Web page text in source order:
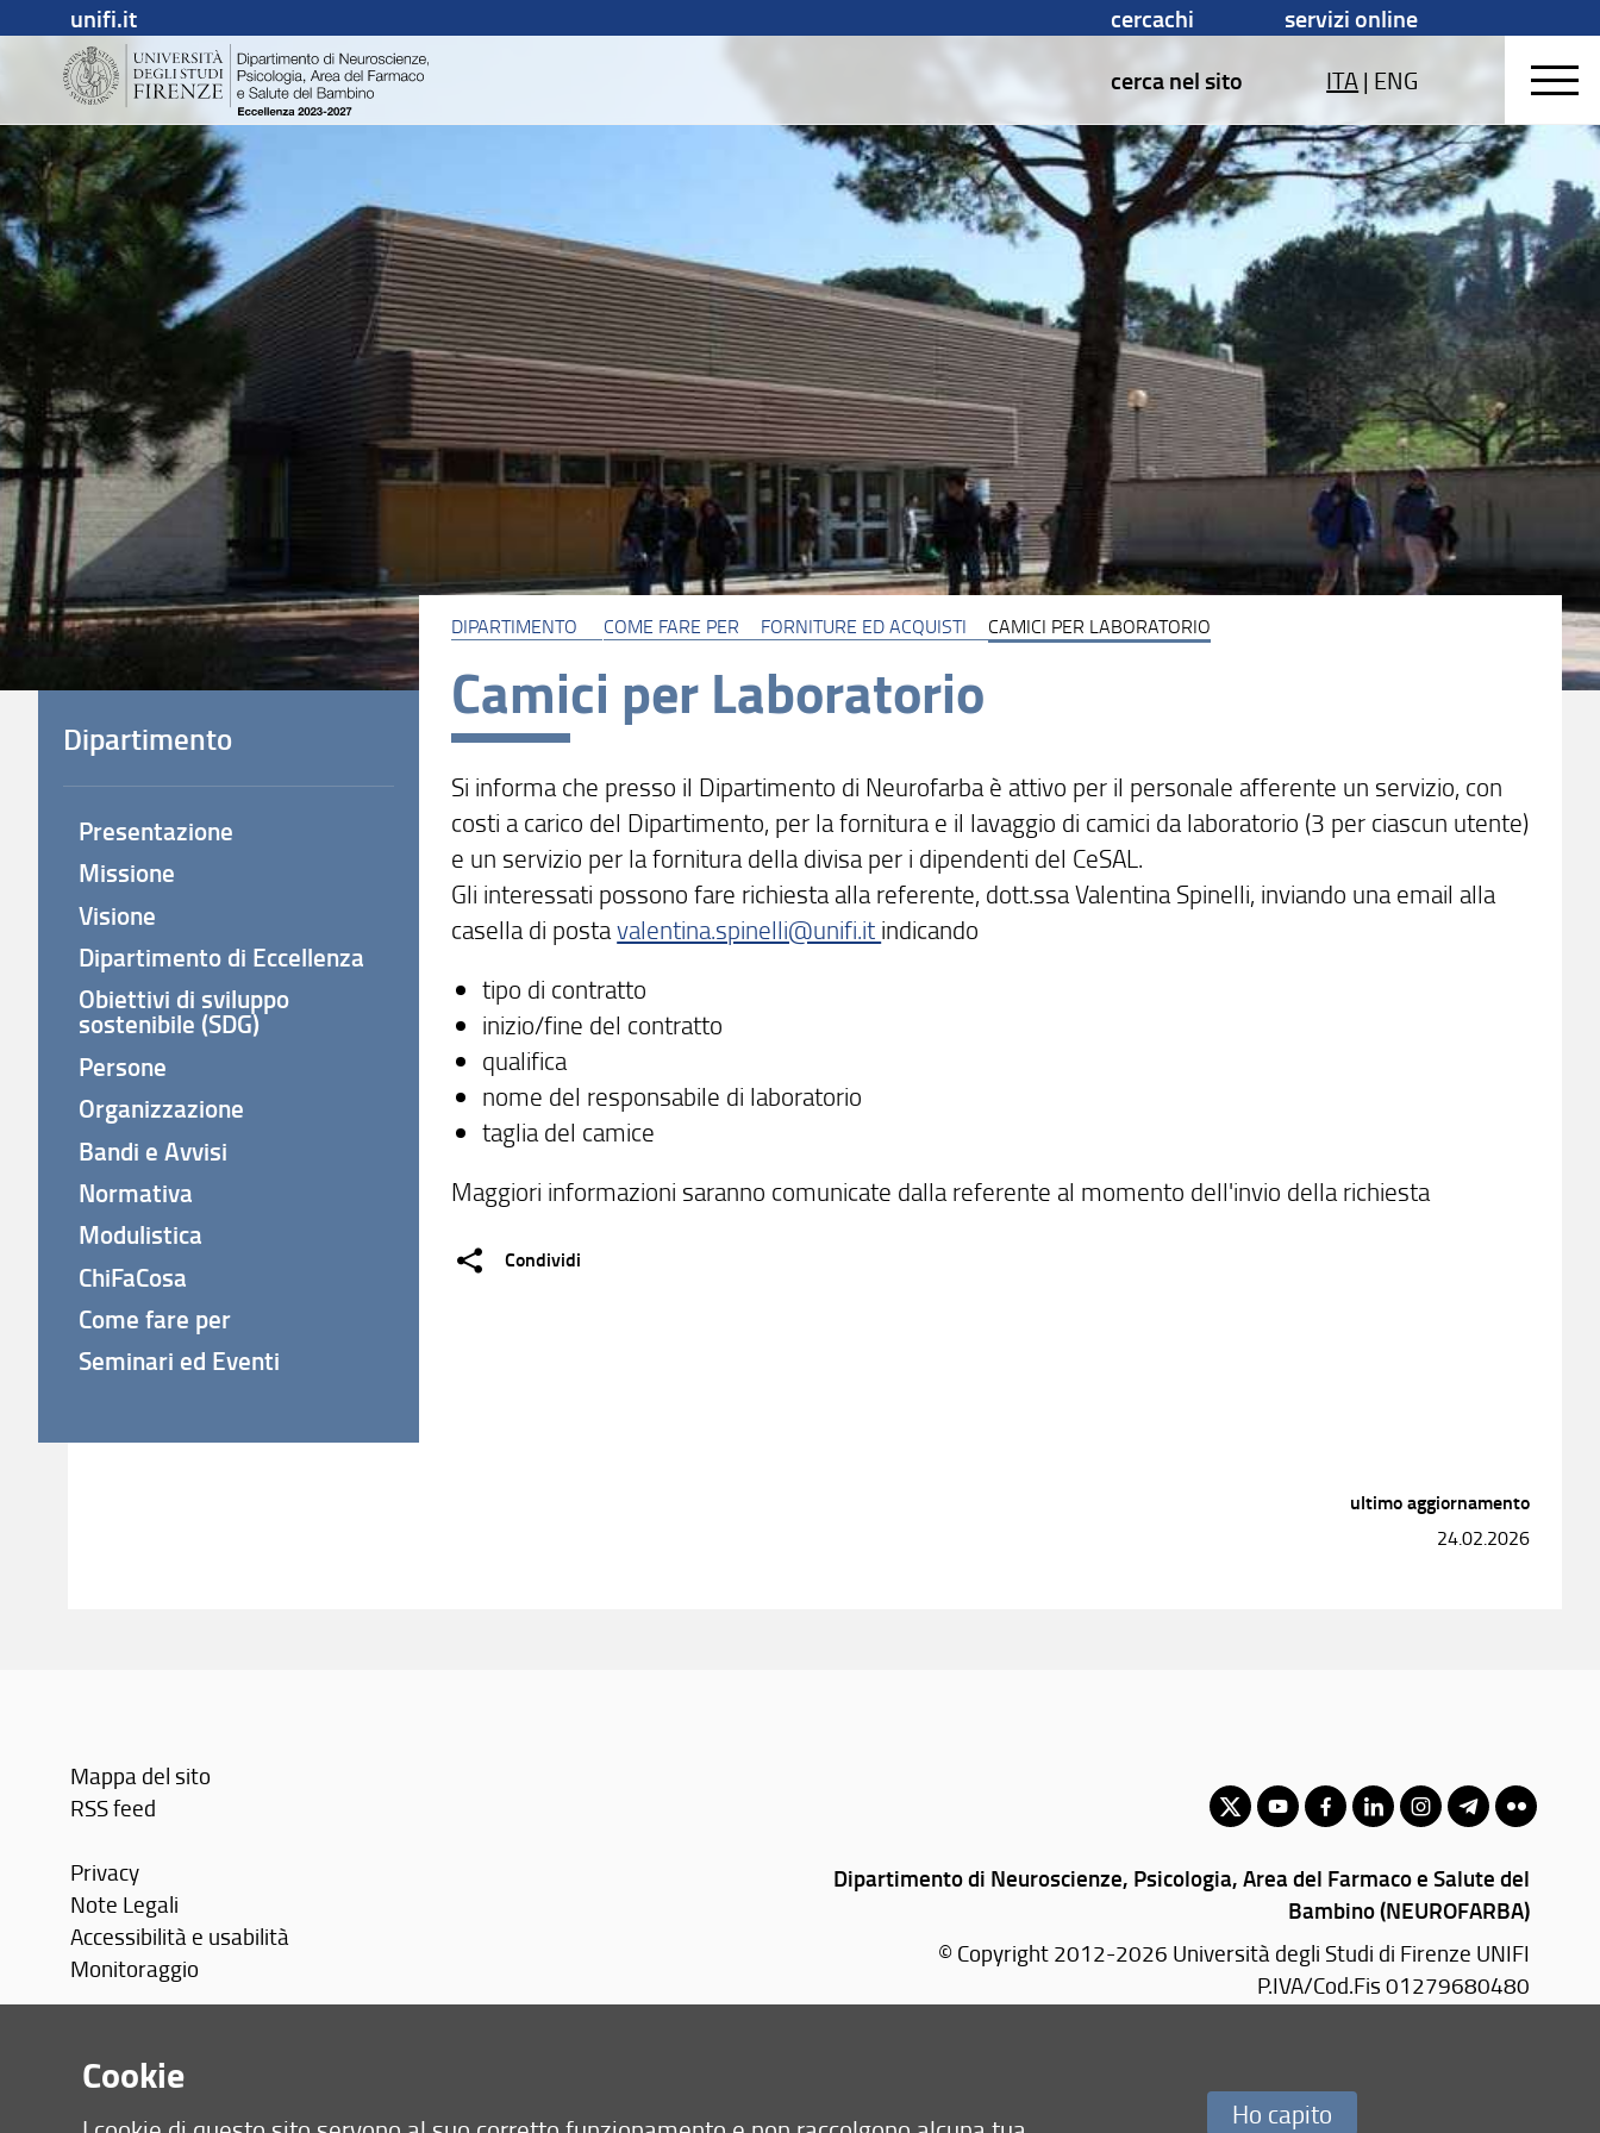
unifi.it cercachi
servizi online
cerca nel sito
ITA| ENG
DIPARTIMENTO COME FARE PER FORNITURE ED ACQUISTI CAMICI PER LABORATORIO
Camici per Laboratorio
Si informa che presso il Dipartimento di Neurofarba è attivo per il personale afferente un servizio, con
costi a carico del Dipartimento, per la fornitura e il lavaggio di camici da laboratorio (3 per ciascun utente)
e un servizio per la fornitura della divisa per i dipendenti del CeSAL.
Gli interessati possono fare richiesta alla referente, dott.ssa Valentina Spinelli, inviando una email alla
casella di postavalentina.spinelli@unifi.it indicando
tipo di contratto
inizio/fine del contratto
qualifica
nome del responsabile di laboratorio
taglia del camice
Maggiori informazioni saranno comunicate dalla referente al momento dell'invio della richiesta
Condividi
Dipartimento
Presentazione
Missione
Visione
Dipartimento di Eccellenza
Obiettivi di sviluppo
sostenibile (SDG)
Persone
Organizzazione
Bandi e Avvisi
Normativa
Modulistica
ChiFaCosa
Come fare per
Seminari ed Eventi
ultimo aggiornamento
24.02.2026
Mappa del sito
RSS feed
Privacy
Note Legali
Accessibilità e usabilità
Monitoraggio
Dipartimento di Neuroscienze, Psicologia, Area del Farmaco e Salute del
Bambino (NEUROFARBA)
© Copyright 2012-2026 Università degli Studi di Firenze UNIFI
P.IVA/Cod.Fis 01279680480
PEC:neurofarba(AT)pec.unifi.it
Cookie
Ho capito